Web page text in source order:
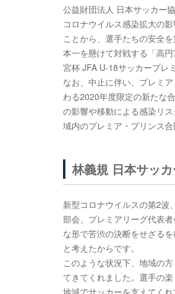
公益財団法人 日本サッカー
コロナウイルス感染拡大の
ことから、選手たちの安全
本一を懸けて対戦する「高
宮杯 JFA U-18サッカープレ
なお、中止に伴い、プレミ
わる2020年度限定の新たな
の影響や移動による感染リ
域内のプレミア・プリンス
林義規 日本サッ
新型コロナウイルスの第2波
部会、プレミアリーグ代表
な形で苦渋の決断をせざる
と考えたからです。
このような状況下、地域の
てきてくれました。選手の
地域でサッカーを支えてく